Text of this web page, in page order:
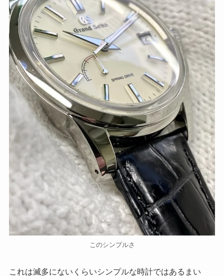
このシンプルさ
これは滅多にないくらいシンプルな時計ではあるまい